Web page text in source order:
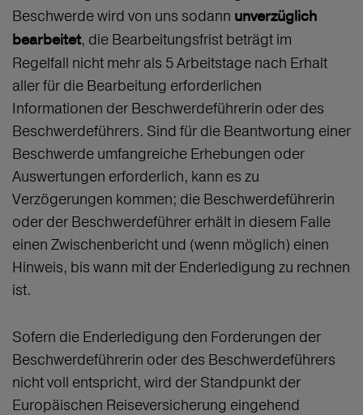
Beschwerde wird von uns sodann unverzüglich
bearbeitet, die Bearbeitungsfrist beträgt im
Regelfall nicht mehr als 5 Arbeitstage nach Erhalt
aller für die Bearbeitung erforderlichen
Informationen der Beschwerdeführerin oder des
Beschwerdeführers. Sind für die Beantwortung einer
Beschwerde umfangreiche Erhebungen oder
Auswertungen erforderlich, kann es zu
Verzögerungen kommen; die Beschwerdeführerin
oder der Beschwerdeführer erhält in diesem Falle
einen Zwischenbericht und (wenn möglich) einen
Hinweis, bis wann mit der Enderledigung zu rechnen
ist.
Sofern die Enderledigung den Forderungen der
Beschwerdeführerin oder des Beschwerdeführers
nicht voll entspricht, wird der Standpunkt der
Europäischen Reiseversicherung eingehend